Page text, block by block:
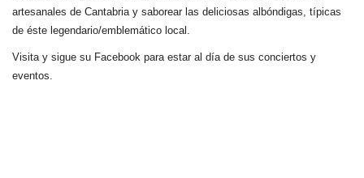
artesanales de Cantabria y saborear las deliciosas albóndigas, típicas
de éste legendario/emblemático local.
Visita y sigue su Facebook para estar al día de sus conciertos y
eventos.